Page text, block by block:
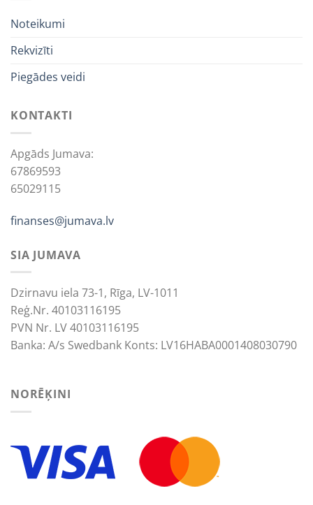
Noteikumi
Rekvizīti
Piegādes veidi
KONTAKTI
Apgāds Jumava:
67869593
65029115
finanses@jumava.lv
SIA JUMAVA
Dzirnavu iela 73-1, Rīga, LV-1011
Reģ.Nr. 40103116195
PVN Nr. LV 40103116195
Banka: A/s Swedbank Konts: LV16HABA0001408030790
NORĒĶINI